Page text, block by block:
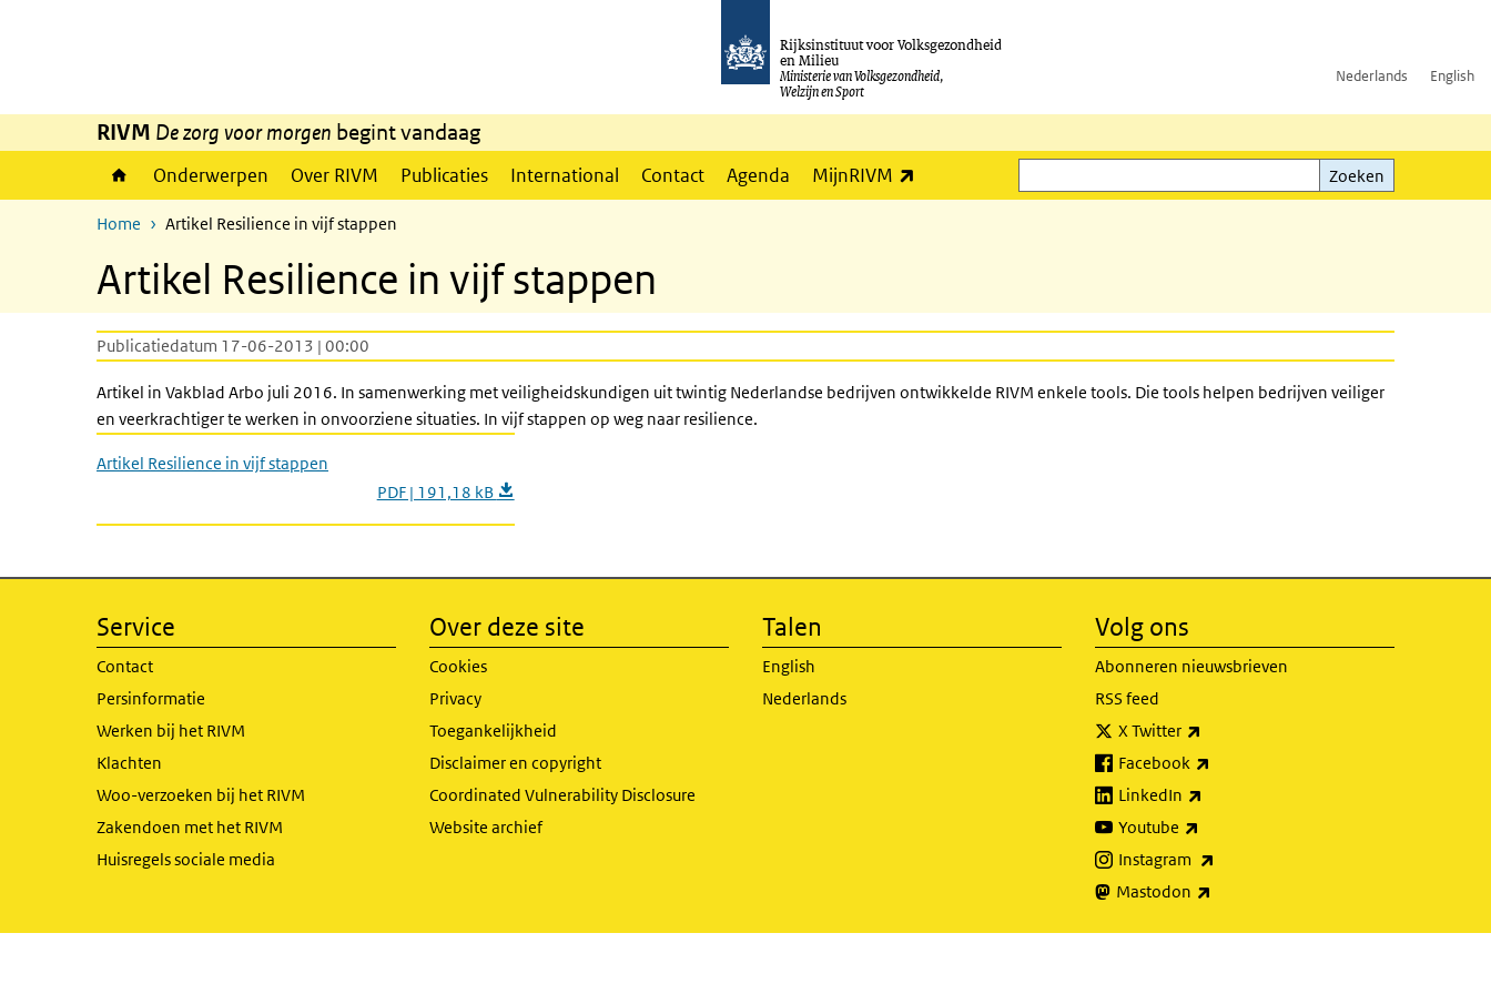
Rijksinstituut voor Volksgezondheid
en Milieu
Ministerie van Volksgezondheid,
Welzijn en Sport
Nederlands English
RIVM De zorg voor morgen begint vandaag
Onderwerpen Over RIVM Publicaties International Contact Agenda MijnRIVM
Zoeken
Zoeken
Home Artikel Resilience in vijf stappen
Artikel Resilience in vijf stappen
Publicatiedatum 17-06-2013 | 00:00
Artikel in Vakblad Arbo juli 2016. In samenwerking met veiligheidskundigen uit twintig Nederlandse bedrijven ontwikkelde RIVM enkele tools. Die tools helpen bedrijven veiliger
en veerkrachtiger te werken in onvoorziene situaties. In vijf stappen op weg naar resilience.
Artikel Resilience in vijf stappen
PDF | 191,18 kB
Service
Contact
Persinformatie
Werken bij het RIVM
Klachten
Woo-verzoeken bij het RIVM
Zakendoen met het RIVM
Huisregels sociale media
Over deze site
Cookies
Privacy
Toegankelijkheid
Disclaimer en copyright
Coordinated Vulnerability Disclosure
Website archief
Talen
English
Nederlands
Volg ons
Abonneren nieuwsbrieven
RSS feed
X Twitter
Facebook
LinkedIn
Youtube
Instagram
Mastodon